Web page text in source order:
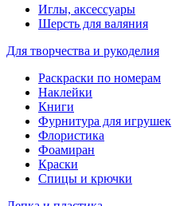
Иглы, аксессуары
Шерсть для валяния
Для творчества и рукоделия
Раскраски по номерам
Наклейки
Книги
Фурнитура для игрушек
Флористика
Фоамиран
Краски
Спицы и крючки